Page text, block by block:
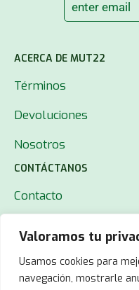
Valoramos tu
Usamos cookies para
navegación, mostrarle
ACERCA DE MUT22
Términos
Devoluciones
Nosotros
CONTÁCTANOS
Contacto